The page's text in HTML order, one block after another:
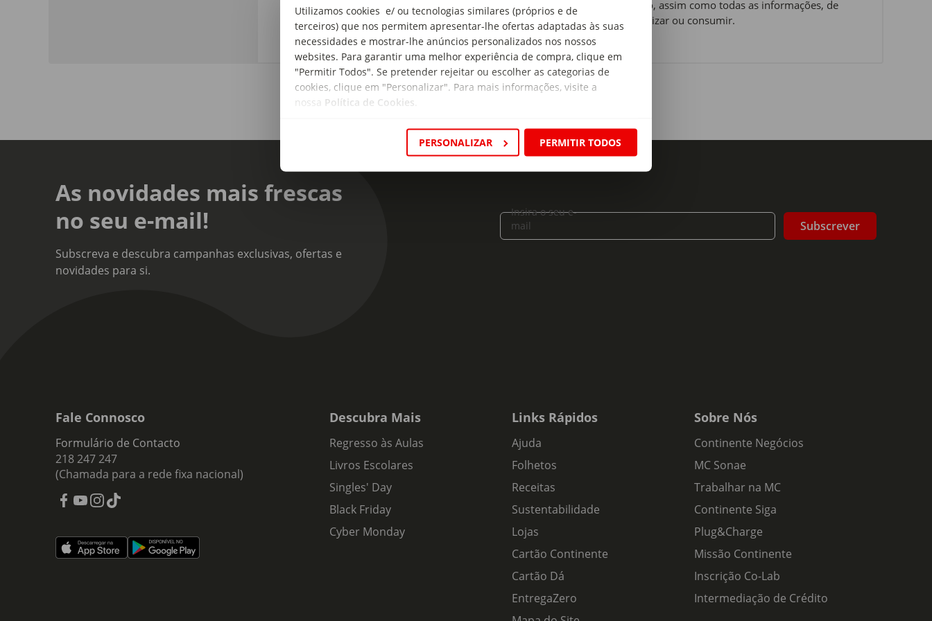
Utilizamos cookies e/ ou tecnologias similares (próprios e de
terceiros) que nos permitem apresentar-lhe ofertas adaptadas às suas
necessidades e mostrar-lhe anúncios personalizados nos nossos
websites. Para garantir uma melhor experiência de compra, clique em
"Permitir Todos". Se pretender rejeitar ou escolher as categorias de
cookies, clique em "Personalizar". Para mais informações, visite a
nossa Política de Cookies
PERSONALIZAR PERMITIR TODOS
de ingredientes, recomendações de utilização, preparação e/ou conservação, assim como todas as informações, de
caráter obrigatório e/ou voluntário, de um produto alimentar antes de o utilizar ou consumir.
As novidades mais frescas
no seu e-mail!
Subscreva e descubra campanhas exclusivas, ofertas e
novidades para si.
Insira o seu e-
mail
Subscrever
Fale Connosco
Formulário de Contacto
218 247 247
(Chamada para a rede fixa nacional)
Descubra Mais
Regresso às Aulas
Livros Escolares
Singles' Day
Black Friday
Cyber Monday
Links Rápidos
Ajuda
Folhetos
Receitas
Sustentabilidade
Lojas
Cartão Continente
Cartão Dá
EntregaZero
Sobre Nós
Continente Negócios
MC Sonae
Trabalhar na MC
Continente Siga
Plug&Charge
Missão Continente
Inscrição Co-Lab
Intermediação de Crédito